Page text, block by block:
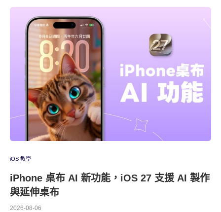
iOS 教學
iPhone 桌布 AI 新功能，iOS 27 支援 AI 製作
與延伸桌布
2026-08-06